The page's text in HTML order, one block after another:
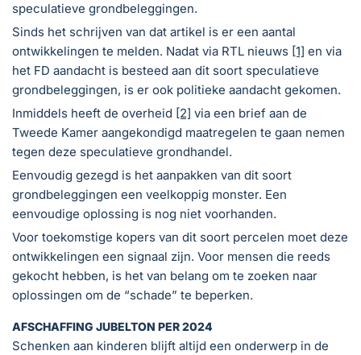
speculatieve grondbeleggingen.
Sinds het schrijven van dat artikel is er een aantal
ontwikkelingen te melden. Nadat via RTL nieuws [1] en via
het FD aandacht is besteed aan dit soort speculatieve
grondbeleggingen, is er ook politieke aandacht gekomen.
Inmiddels heeft de overheid [2] via een brief aan de
Tweede Kamer aangekondigd maatregelen te gaan nemen
tegen deze speculatieve grondhandel.
Eenvoudig gezegd is het aanpakken van dit soort
grondbeleggingen een veelkoppig monster. Een
eenvoudige oplossing is nog niet voorhanden.
Voor toekomstige kopers van dit soort percelen moet deze
ontwikkelingen een signaal zijn. Voor mensen die reeds
gekocht hebben, is het van belang om te zoeken naar
oplossingen om de “schade” te beperken.
AFSCHAFFING JUBELTON PER 2024
Schenken aan kinderen blijft altijd een onderwerp in de